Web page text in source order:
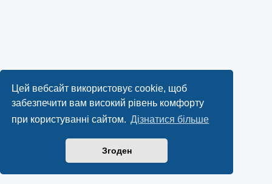
Цей вебсайт використовує cookie, щоб
забезпечити вам високий рівень комфорту
при користуванні сайтом. Дізнатися більше
Згоден